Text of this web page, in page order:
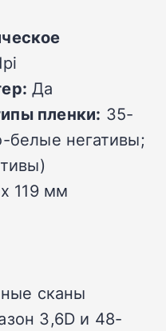
Да
пленки: 35-
негативы;
119 мм
сканы
3,6D и 48-